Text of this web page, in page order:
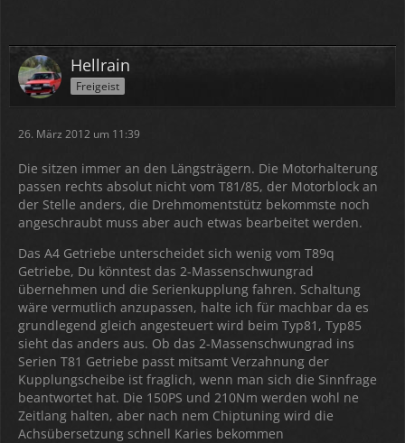
Hellrain
Freigeist
26. März 2012 um 11:39
Die sitzen immer an den Längsträgern. Die Motorhalterung
passen rechts absolut nicht vom T81/85, der Motorblock an
der Stelle anders, die Drehmomentstütz bekommste noch
angeschraubt muss aber auch etwas bearbeitet werden.
Das A4 Getriebe unterscheidet sich wenig vom T89q
Getriebe, Du könntest das 2-Massenschwungrad
übernehmen und die Serienkupplung fahren. Schaltung
wäre vermutlich anzupassen, halte ich für machbar da es
grundlegend gleich angesteuert wird beim Typ81, Typ85
sieht das anders aus. Ob das 2-Massenschwungrad ins
Serien T81 Getriebe passt mitsamt Verzahnung der
Kupplungscheibe ist fraglich, wenn man sich die Sinnfrage
beantwortet hat. Die 150PS und 210Nm werden wohl ne
Zeitlang halten, aber nach nem Chiptuning wird die
Achsübersetzung schnell Karies bekommen